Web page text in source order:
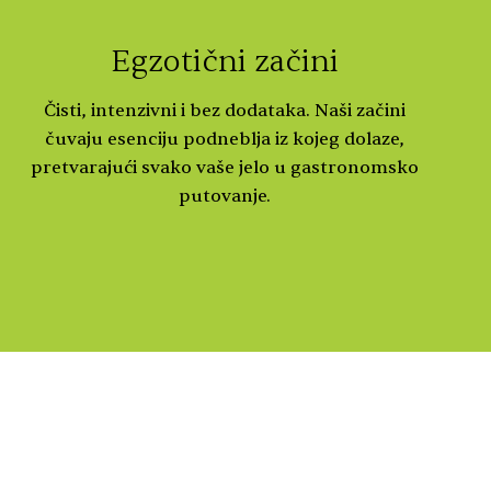
Egzotični začini
Čisti, intenzivni i bez dodataka. Naši začini
čuvaju esenciju podneblja iz kojeg dolaze,
pretvarajući svako vaše jelo u gastronomsko
putovanje.